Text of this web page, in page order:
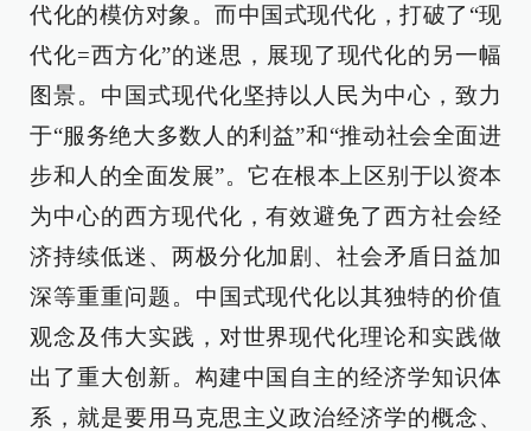
代化的模仿对象。而中国式现代化，打破了“现
代化=西方化”的迷思，展现了现代化的另一幅
图景。中国式现代化坚持以人民为中心，致力
于“服务绝大多数人的利益”和“推动社会全面进
步和人的全面发展”。它在根本上区别于以资本
为中心的西方现代化，有效避免了西方社会经
济持续低迷、两极分化加剧、社会矛盾日益加
深等重重问题。中国式现代化以其独特的价值
观念及伟大实践，对世界现代化理论和实践做
出了重大创新。构建中国自主的经济学知识体
系，就是要用马克思主义政治经济学的概念、